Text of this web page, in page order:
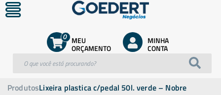
MEU
ORÇAMENTO
0 MINHA
CONTA
ProdutosLixeira plastica c/pedal 50l. verde – Nobre